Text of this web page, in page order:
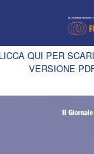
QUI PER
VERSIONE